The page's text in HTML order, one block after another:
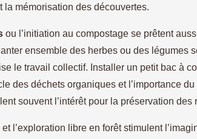
la mémorisation des découvertes.
ou l’initiation au compostage se prêtent
ensemble des herbes ou des légumes
le travail collectif. Installer un petit bac à
des déchets organiques et l’importance
souvent l’intérêt pour la préservation des
et l’exploration libre en forêt stimulent